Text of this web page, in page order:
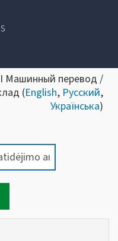
Машинный перевод /
(English, Русский,
Українська)